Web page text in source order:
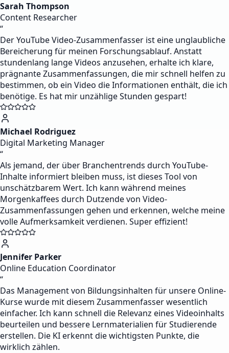
Sarah Thompson
Content Researcher
“
Der YouTube Video-Zusammenfasser ist eine unglaubliche
Bereicherung für meinen Forschungsablauf. Anstatt
stundenlang lange Videos anzusehen, erhalte ich klare,
prägnante Zusammenfassungen, die mir schnell helfen zu
bestimmen, ob ein Video die Informationen enthält, die ich
benötige. Es hat mir unzählige Stunden gespart!
Michael Rodriguez
Digital Marketing Manager
“
Als jemand, der über Branchentrends durch YouTube-
Inhalte informiert bleiben muss, ist dieses Tool von
unschätzbarem Wert. Ich kann während meines
Morgenkaffees durch Dutzende von Video-
Zusammenfassungen gehen und erkennen, welche meine
volle Aufmerksamkeit verdienen. Super effizient!
Jennifer Parker
Online Education Coordinator
“
Das Management von Bildungsinhalten für unsere Online-
Kurse wurde mit diesem Zusammenfasser wesentlich
einfacher. Ich kann schnell die Relevanz eines Videoinhalts
beurteilen und bessere Lernmaterialien für Studierende
erstellen. Die KI erkennt die wichtigsten Punkte, die
wirklich zählen.